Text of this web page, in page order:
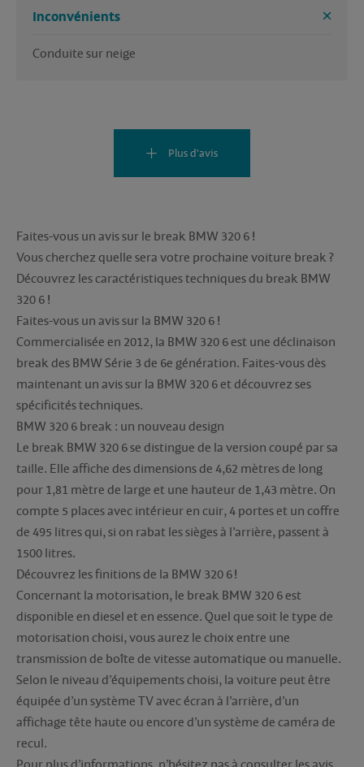
Inconvénients
Conduite sur neige
Plus d'avis
Faites-vous un avis sur le break BMW 320 6 !
Vous cherchez quelle sera votre prochaine voiture break ?
Découvrez les caractéristiques techniques du break BMW
320 6 !
Faites-vous un avis sur la BMW 320 6 !
Commercialisée en 2012, la BMW 320 6 est une déclinaison
break des BMW Série 3 de 6e génération. Faites-vous dès
maintenant un avis sur la BMW 320 6 et découvrez ses
spécificités techniques.
BMW 320 6 break : un nouveau design
Le break BMW 320 6 se distingue de la version coupé par sa
taille. Elle affiche des dimensions de 4,62 mètres de long
pour 1,81 mètre de large et une hauteur de 1,43 mètre. On
compte 5 places avec intérieur en cuir, 4 portes et un coffre
de 495 litres qui, si on rabat les sièges à l’arrière, passent à
1500 litres.
Découvrez les finitions de la BMW 320 6 !
Concernant la motorisation, le break BMW 320 6 est
disponible en diesel et en essence. Quel que soit le type de
motorisation choisi, vous aurez le choix entre une
transmission de boîte de vitesse automatique ou manuelle.
Selon le niveau d’équipements choisi, la voiture peut être
équipée d’un système TV avec écran à l’arrière, d’un
affichage tête haute ou encore d’un système de caméra de
recul.